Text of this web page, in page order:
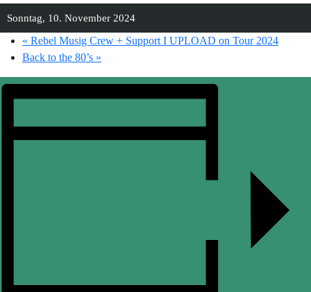
Sonntag, 10. November 2024
« Rebel Musig Crew + Support I UPLOAD on Tour 2024
Back to the 80’s »